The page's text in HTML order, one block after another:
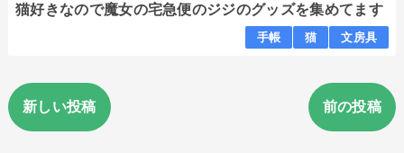
猫好きなので魔女の宅急便のジジのグッズを集めてます
手帳 猫 文房具
新しい投稿 前の投稿